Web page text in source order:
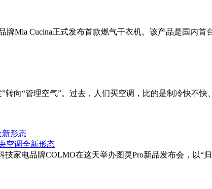
Mia Cucina正式发布首款燃气干衣机。该产品是国内首
向“管理空气”。过去，人们买空调，比的是制冷快不
新形态
家电品牌COLMO在这天举办图灵Pro新品发布会，以“